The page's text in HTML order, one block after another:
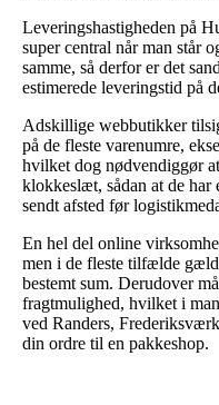
Leveringshastigheden på
super central når man står
samme, så derfor er det
estimerede leveringstid på
Adskillige webbutikker
på de fleste varenumre,
hvilket dog nødvendiggør
klokkeslæt, sådan at de har
sendt afsted før
En hel del online
men i de fleste tilfælde
bestemt sum. Derudover
fragtmulighed, hvilket i
ved Randers,
din ordre til en pakkeshop.